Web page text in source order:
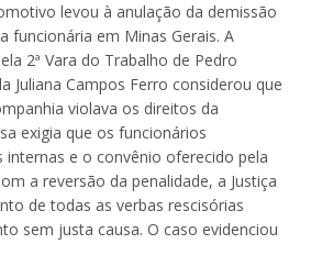
levou à anulação da demissão
funcionária em Minas Gerais. A
2ª Vara do Trabalho de Pedro
Juliana Campos Ferro considerou que
violava os direitos da
exigia que os funcionários
internas e o convênio oferecido pela
a reversão da penalidade, a Justiça
de todas as verbas rescisórias
sem justa causa. O caso evidenciou